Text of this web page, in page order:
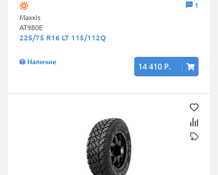
1
Maxxis
AT980E
225/75 R16 LT 115/112Q
Наличие 14 410 Р.